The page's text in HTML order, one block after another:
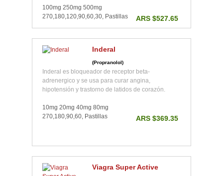
100mg 250mg 500mg
270,180,120,90,60,30, Pastillas
ARS $527.65
Inderal
(Propranolol)
Inderal es bloqueador de receptor beta-
adrenergico y se usa para curar angina,
hipotensión y trastorno de latidos de corazón.
10mg 20mg 40mg 80mg
270,180,90,60, Pastillas
ARS $369.35
Viagra Super Active